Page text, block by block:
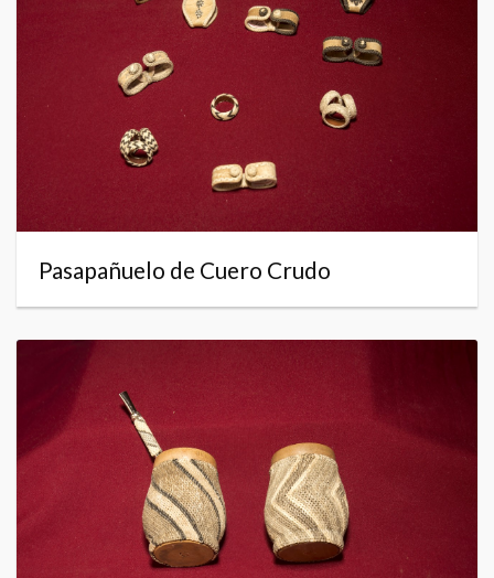
Pasapañuelo de Cuero Crudo